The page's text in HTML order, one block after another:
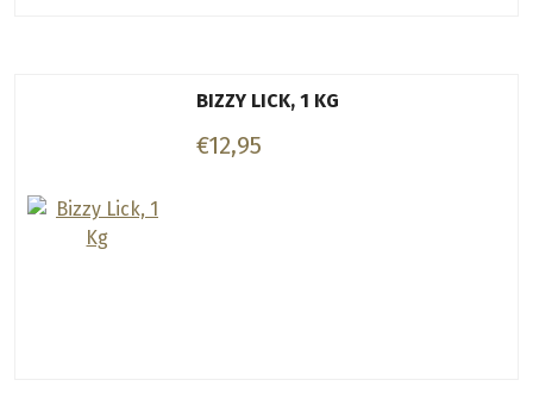
BIZZY LICK, 1 KG
€12,95